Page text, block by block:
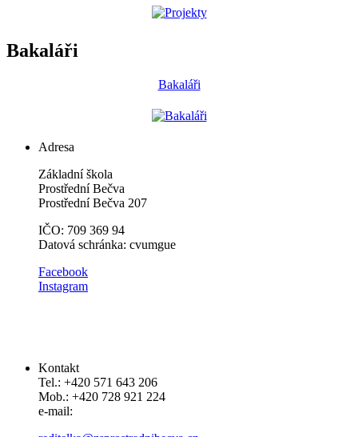
Bakaláři
Bakaláři
Adresa
Základní škola
Prostřední Bečva
Prostřední Bečva 207
IČO: 709 369 94
Datová schránka: cvumgue
​​Facebook
Instagram
Kontakt
Tel.: +420 571 643 206
Mob.: +420 728 921 224
e-mail: